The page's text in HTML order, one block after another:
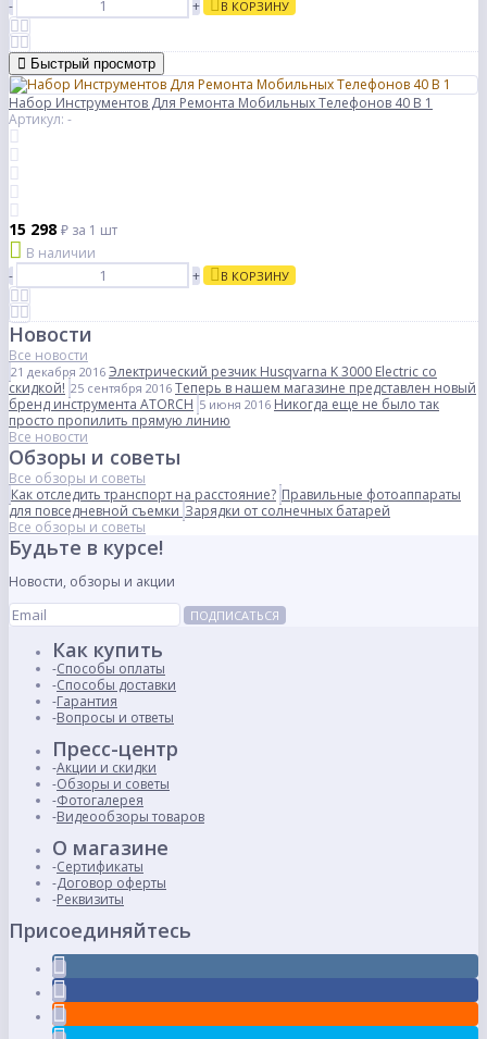
-
+ В КОРЗИНУ
Быстрый просмотр
Набор Инструментов Для Ремонта Мобильных Телефонов 40 В 1
Артикул: -
15 298 ₽ за 1 шт
В наличии
-
+ В КОРЗИНУ
Новости
Все новости
21 декабря 2016 Электрический резчик Husqvarna K 3000 Electric со
скидкой! 25 сентября 2016 Теперь в нашем магазине представлен новый
бренд инструмента ATORCH 5 июня 2016 Никогда еще не было так
просто пропилить прямую линию
Все новости
Обзоры и советы
Все обзоры и советы
Как отследить транспорт на расстояние? Правильные фотоаппараты
для повседневной съемки Зарядки от солнечных батарей
Все обзоры и советы
Будьте в курсе!
Новости, обзоры и акции
ПОДПИСАТЬСЯ
Как купить
Способы оплаты
Способы доставки
Гарантия
Вопросы и ответы
Пресс-центр
Акции и скидки
Обзоры и советы
Фотогалерея
Видеообзоры товаров
О магазине
Сертификаты
Договор оферты
Реквизиты
Присоединяйтесь